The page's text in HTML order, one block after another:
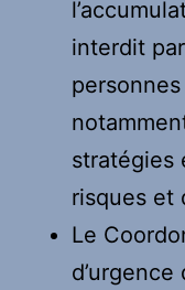
interdit
stratégies
risques et
Le